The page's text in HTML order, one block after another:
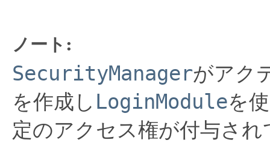
ノート:
SecurityManagerがアク
を作成し LoginModuleを
定のアクセス権が付与さ